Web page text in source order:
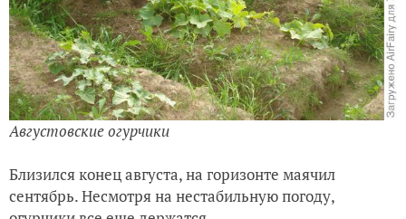
Августовские огурчики
Близился конец августа, на горизонте маячил
сентябрь. Несмотря на нестабильную погоду,